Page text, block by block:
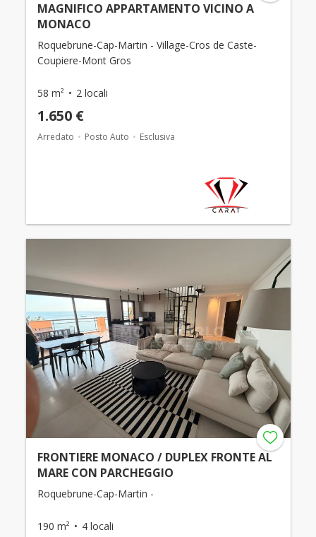
MAGNIFICO APPARTAMENTO VICINO A
MONACO
Roquebrune-Cap-Martin - Village-Cros de Caste-
Coupiere-Mont Gros
58 m² 2 locali
1.650 €
Arredato Posto Auto Esclusiva
FRONTIERE MONACO / DUPLEX FRONTE AL
MARE CON PARCHEGGIO
Roquebrune-Cap-Martin -
190 m² 4 locali